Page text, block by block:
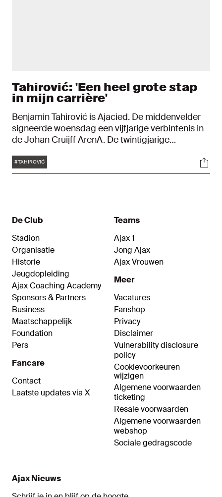
Tahirović: 'Een heel grote stap
in mijn carrière'
Benjamin Tahirović is Ajacied. De middenvelder
signeerde woensdag een vijfjarige verbintenis in
de Johan Cruijff ArenA. De twintigjarige
van zijn transfer. Tahirović is ambitieus en wil
zichzelf verder ontwikkelen. Maar de geboren
Tags
#TAHIROVIĆ
De Club
Stadion
Organisatie
Historie
Jeugdopleiding
Ajax Coaching Academy
Sponsors & Partners
Business
Maatschappelijk
Foundation
Pers
Fancare
Contact
Laatste updates via X
Teams
Ajax 1
Jong Ajax
Ajax Vrouwen
Meer
Vacatures
Fanshop
Privacy
Disclaimer
Vulnerability disclosure
policy
Cookievoorkeuren
wijzigen
Algemene voorwaarden
ticketing
Resale voorwaarden
Algemene voorwaarden
webshop
Sociale gedragscode
Ajax Nieuws